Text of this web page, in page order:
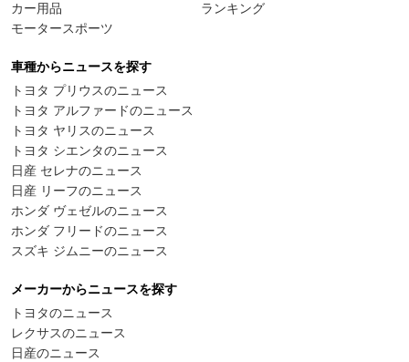
カー用品
モータースポーツ
ランキング
車種からニュースを探す
トヨタ プリウスのニュース
トヨタ アルファードのニュース
トヨタ ヤリスのニュース
トヨタ シエンタのニュース
日産 セレナのニュース
日産 リーフのニュース
ホンダ ヴェゼルのニュース
ホンダ フリードのニュース
スズキ ジムニーのニュース
メーカーからニュースを探す
トヨタのニュース
レクサスのニュース
日産のニュース